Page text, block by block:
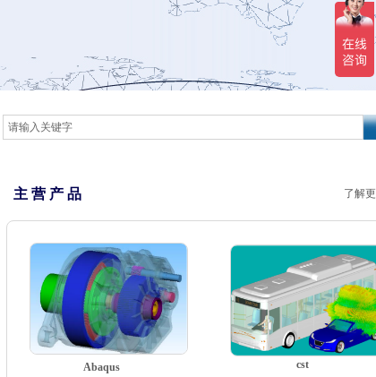
主 营 产 品 了解
cst
Abaqus